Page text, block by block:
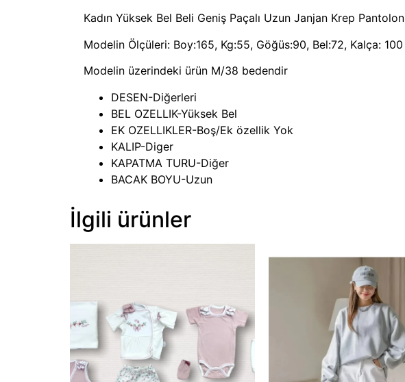
Kadın Yüksek Bel Beli Geniş Paçalı Uzun Janjan Krep Pantolon
Modelin Ölçüleri: Boy:165, Kg:55, Göğüs:90, Bel:72, Kalça: 100
Modelin üzerindeki ürün M/38 bedendir
DESEN-Diğerleri
BEL OZELLIK-Yüksek Bel
EK OZELLIKLER-Boş/Ek özellik Yok
KALIP-Diger
KAPATMA TURU-Diğer
BACAK BOYU-Uzun
İlgili ürünler